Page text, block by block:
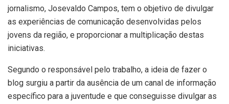
jornalismo, Josevaldo Campos, tem o objetivo de divulgar
as experiências de comunicação desenvolvidas pelos
jovens da região, e proporcionar a multiplicação destas
iniciativas.
Segundo o responsável pelo trabalho, a ideia de fazer o
blog surgiu a partir da ausência de um canal de informação
específico para a juventude e que conseguisse divulgar as